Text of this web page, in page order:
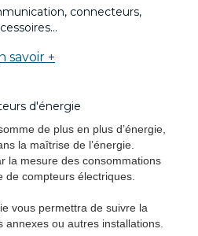
connecteurs,
savoir +
d'énergie
de plus en plus d’énergie,
la maîtrise de l’énergie.
la mesure des consommations
de compteurs électriques.
vous permettra de suivre la
ou autres installations.